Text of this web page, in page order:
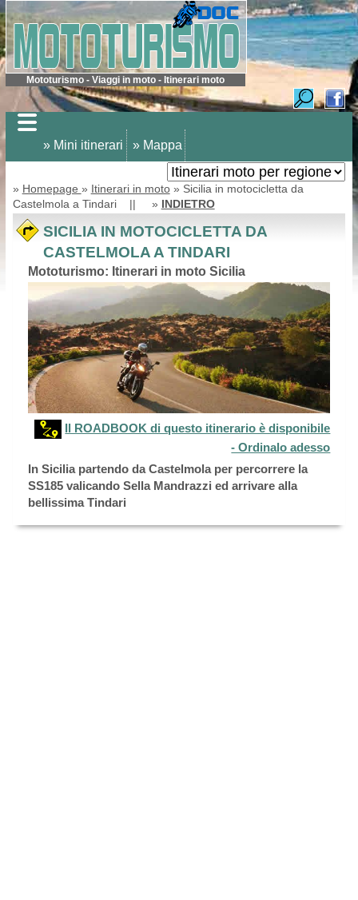
Mototurismo - Viaggi in moto - Itinerari moto
» Mini itinerari » Mappa
» Homepage » Itinerari in moto» Sicilia in motocicletta da
Castelmola a Tindari || » INDIETRO
SICILIA IN MOTOCICLETTA DA
CASTELMOLA A TINDARI
Mototurismo: Itinerari in moto Sicilia
Il ROADBOOK di questo itinerario è disponibile
- Ordinalo adesso
In Sicilia partendo da Castelmola per percorrere la
SS185 valicando Sella Mandrazzi ed arrivare alla
bellissima Tindari